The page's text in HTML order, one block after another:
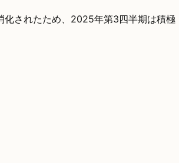
化されたため、2025年第3四半期は積極